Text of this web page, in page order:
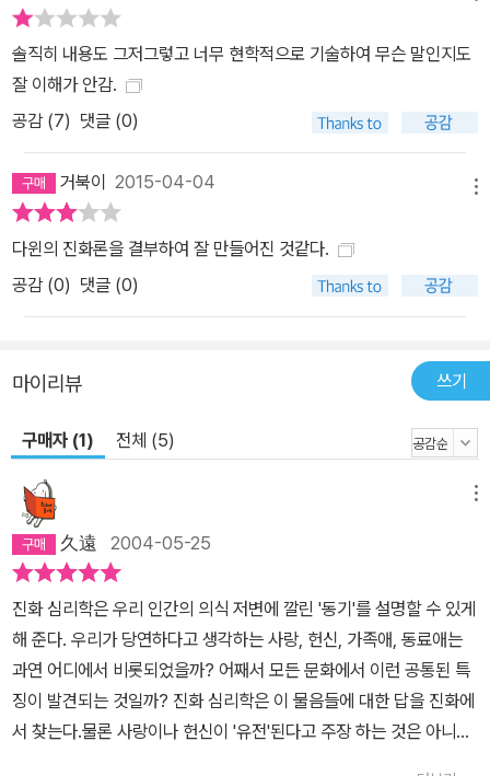
솔직히 내용도 그저그렇고 너무 현학적으로 기술하여 무슨 말인지도
잘 이해가 안감.
공감 (7) 댓글 (0)
거북이 2015-04-04
다윈의 진화론을 결부하여 잘 만들어진 것같다.
공감 (0) 댓글 (0)
마이리뷰 쓰기
구매자 (1) 전체 (5)
久遠 2004-05-25
진화 심리학은 우리 인간의 의식 저변에 깔린 '동기'를 설명할 수 있게
해 준다. 우리가 당연하다고 생각하는 사랑, 헌신, 가족애, 동료애는
과연 어디에서 비롯되었을까? 어째서 모든 문화에서 이런 공통된 특
징이 발견되는 것일까? 진화 심리학은 이 물음들에 대한 답을 진화에
서 찾는다.물론 사랑이나 헌신이 '유전'된다고 주장 하는 것은 아니다.